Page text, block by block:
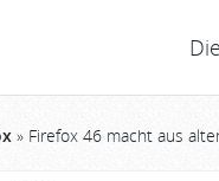
» Firefox 46 macht aus